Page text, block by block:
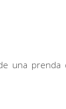
una prenda